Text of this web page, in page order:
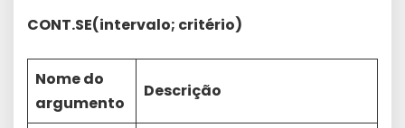
CONT.SE(intervalo; critério)
Nome do
argumento
Descrição